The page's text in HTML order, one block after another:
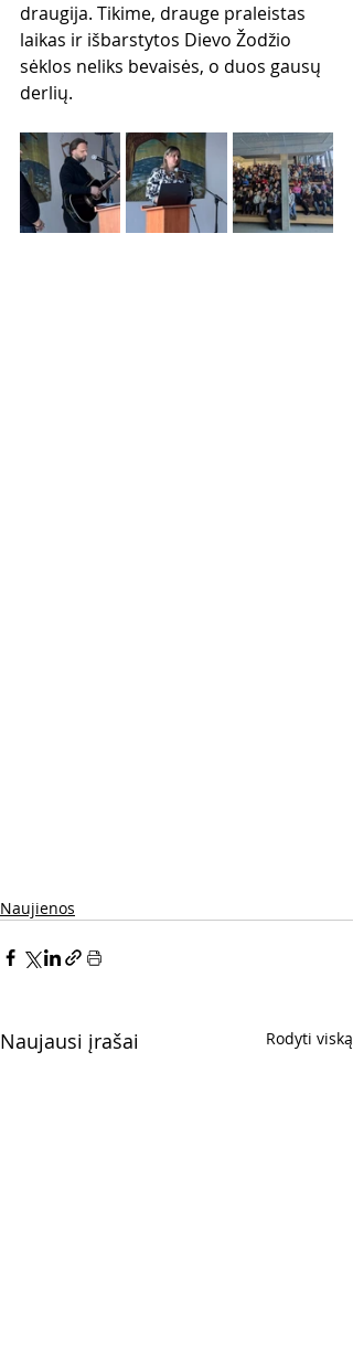
draugija. Tikime, drauge praleistas
laikas ir išbarstytos Dievo Žodžio
sėklos neliks bevaisės, o duos gausų
derlių.
Naujienos
Naujausi įrašai Rodyti viską